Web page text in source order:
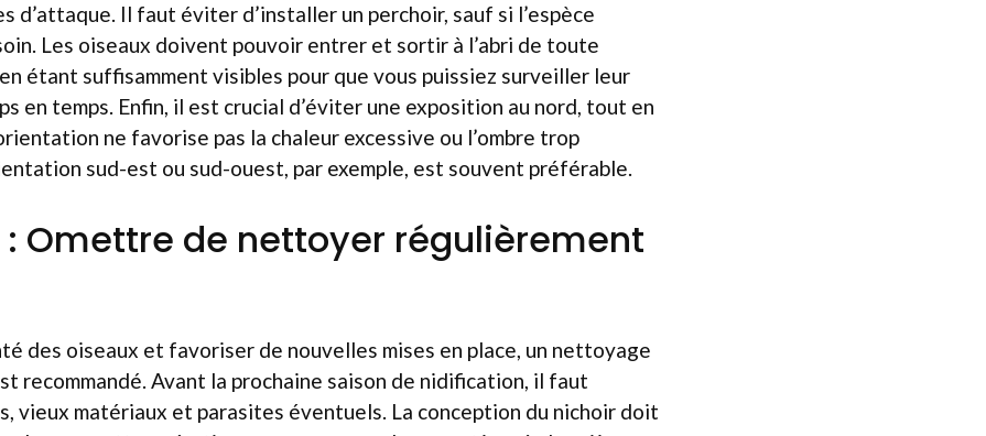
d’attaque. Il faut éviter d’installer un perchoir, sauf si l’espèce
Les oiseaux doivent pouvoir entrer et sortir à l’abri de toute
étant suffisamment visibles pour que vous puissiez surveiller leur
en temps. Enfin, il est crucial d’éviter une exposition au nord, tout en
ne favorise pas la chaleur excessive ou l’ombre trop
sud-est ou sud-ouest, par exemple, est souvent préférable.
: Omettre de nettoyer régulièrement
des oiseaux et favoriser de nouvelles mises en place, un nettoyage
recommandé. Avant la prochaine saison de nidification, il faut
vieux matériaux et parasites éventuels. La conception du nichoir doit